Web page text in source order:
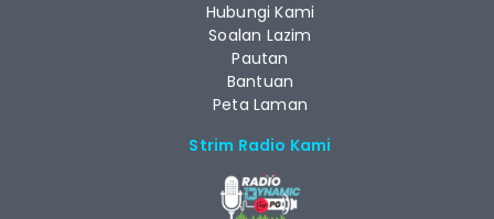
Hubungi Kami
Soalan Lazim
Pautan
Bantuan
Peta Laman
Strim Radio Kami